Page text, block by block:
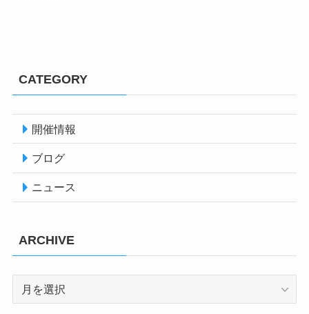
CATEGORY
開催情報
ブログ
ニュース
ARCHIVE
ARCHIVE